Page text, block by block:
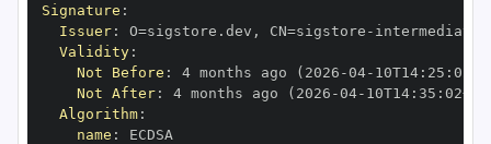
Signature :
Issuer: O=sigstore.dev , CN=sigstore -
Validity:
Not Before : 4 months ago (2026 -04- 10T14: 25 :
Not After: 4 months ago (2026 -04- 10T14: 35 : 02+00
Algorithm:
name :